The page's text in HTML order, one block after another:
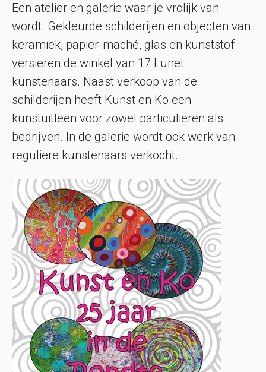
Een atelier en galerie waar je vrolijk van
wordt. Gekleurde schilderijen en objecten van
keramiek, papier-maché, glas en kunststof
versieren de winkel van 17 Lunet
kunstenaars. Naast verkoop van de
schilderijen heeft Kunst en Ko een
kunstuitleen voor zowel particulieren als
bedrijven. In de galerie wordt ook werk van
reguliere kunstenaars verkocht.